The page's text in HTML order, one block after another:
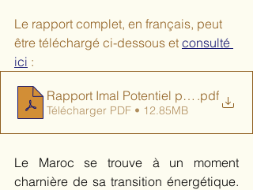
Le rapport complet, en français, peut
être téléchargé ci-dessous et consulté
ici :
Rapport Imal Potentiel .pdf
Télécharger PDF • 12.85MB
Le Maroc se trouve à un moment
charnière de sa transition énergétique.